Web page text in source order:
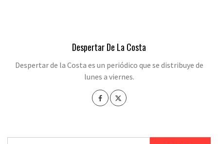
Despertar De La Costa
Despertar de la Costa es un periódico que se distribuye de
lunes a viernes.